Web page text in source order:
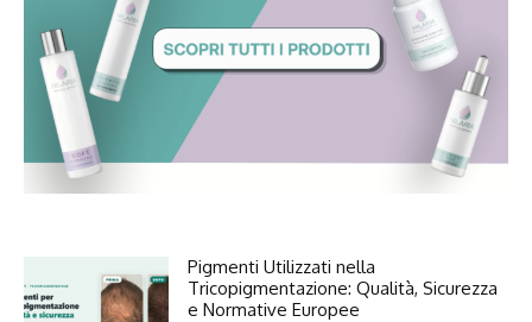
Pigmenti Utilizzati nella
Tricopigmentazione: Qualità, Sicurezza
e Normative Europee